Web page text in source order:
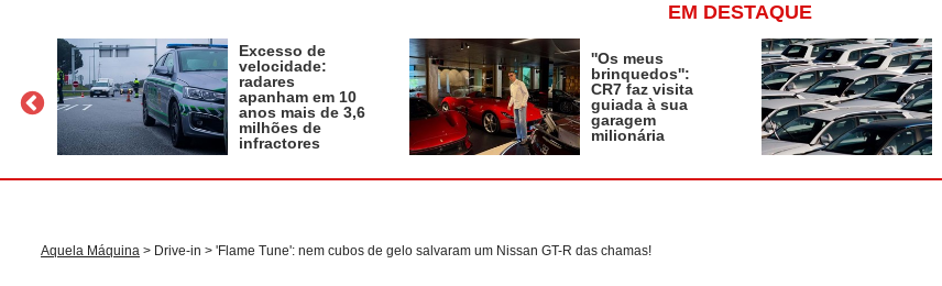
EM DESTAQUE
Excesso de
velocidade:
radares
apanham em 10
anos mais de 3,6
milhões de
infractores
''Os meus
brinquedos'':
CR7 faz visita
guiada à sua
garagem
milionária
Aquela Máquina > Drive-in > 'Flame Tune': nem cubos de gelo salvaram um Nissan GT-R das chamas!